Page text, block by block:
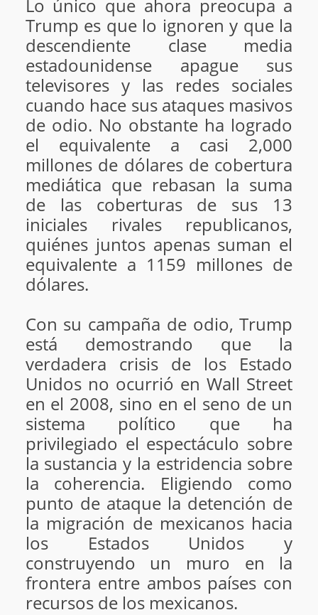
Lo único que ahora preocupa a
Trump es que lo ignoren y que la
descendiente clase media
estadounidense apague sus
televisores y las redes sociales
cuando hace sus ataques masivos
de odio. No obstante ha logrado
el equivalente a casi 2,000
millones de dólares de cobertura
mediática que rebasan la suma
de las coberturas de sus 13
iniciales rivales republicanos,
quiénes juntos apenas suman el
equivalente a 1159 millones de
dólares.
Con su campaña de odio, Trump
está demostrando que la
verdadera crisis de los Estado
Unidos no ocurrió en Wall Street
en el 2008, sino en el seno de un
sistema político que ha
privilegiado el espectáculo sobre
la sustancia y la estridencia sobre
la coherencia. Eligiendo como
punto de ataque la detención de
la migración de mexicanos hacia
los Estados Unidos y
construyendo un muro en la
frontera entre ambos países con
recursos de los mexicanos.